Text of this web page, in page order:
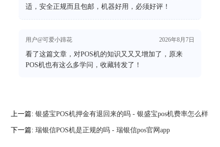
适，安全正规而且包邮，机器好用，必须好评！
用户@可爱小蹄花 2026年8月7日
看了这篇文章，对POS机的知识又又又增加了，原来
POS机也有这么多学问，收藏转发了！
上一篇:银盛宝POS机押金有退回来的吗 - 银盛宝pos机费率怎么样
下一篇:瑞银信POS机是正规的吗 - 瑞银信pos官网app